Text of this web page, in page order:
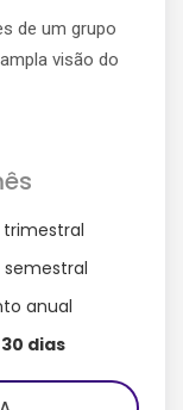
de um grupo
visão do
anual
dias